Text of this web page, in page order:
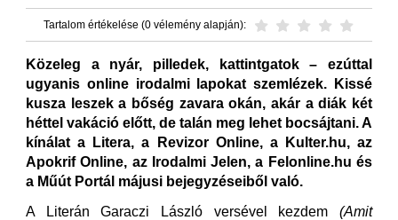
Tartalom értékelése (0 vélemény alapján):
Közeleg a nyár, pilledek, kattintgatok – ezúttal
ugyanis online irodalmi lapokat szemlézek. Kissé
kusza leszek a bőség zavara okán, akár a diák két
héttel vakáció előtt, de talán meg lehet bocsájtani. A
kínálat a Litera, a Revizor Online, a Kulter.hu, az
Apokrif Online, az Irodalmi Jelen, a Felonline.hu és
a Műút Portál májusi bejegyzéseiből való.
A Literán Garaczi László versével kezdem (Amit